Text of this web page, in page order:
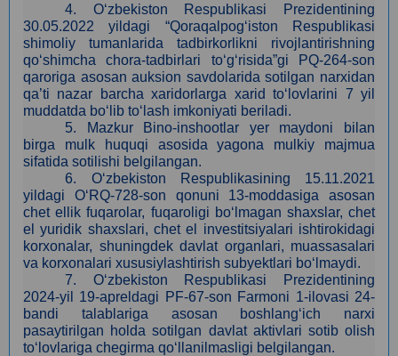
4. O‘zbekiston Respublikasi Prezidentining
30.05.2022 yildagi “Qoraqalpog‘iston Respublikasi
shimoliy tumanlarida tadbirkorlikni rivojlantirishning
qo‘shimcha chora-tadbirlari to‘g‘risida”gi PQ-264-son
qaroriga asosan auksion savdolarida sotilgan narxidan
qa’ti nazar barcha xaridorlarga xarid to‘lovlarini 7 yil
muddatda bo‘lib to‘lash imkoniyati beriladi.
5. Mazkur Bino-inshootlar yer maydoni bilan
birga mulk
huquqi asosida yagona mulkiy majmua
sifatida sotilishi belgilangan.
6. O‘zbekiston Respublikasining 15.11.2021
yildagi O‘RQ-728-son qonuni 13-moddasiga asosan
сhet ellik fuqarolar, fuqaroligi bo‘lmagan shaxslar, chet
el yuridik shaxslari, chet el investitsiyalari ishtirokidagi
korxonalar, shuningdek davlat organlari, muassasalari
va korxonalari xususiylashtirish subyektlari bo‘lmaydi.
7. O‘zbekiston Respublikasi Prezidentining
2024-yil 19-apreldagi PF-67-son Farmoni 1-ilovasi 24-
bandi talablariga asosan boshlang‘ich narxi
pasaytirilgan holda sotilgan davlat aktivlari sotib olish
to‘lovlariga chegirma qo‘llanilmasligi belgilangan.